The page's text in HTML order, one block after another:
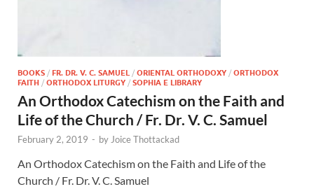
BOOKS / FR. DR. V. C. SAMUEL / ORIENTAL ORTHODOXY / ORTHODOX
FAITH / ORTHODOX LITURGY / SOPHIA E LIBRARY
An Orthodox Catechism on the Faith and
Life of the Church / Fr. Dr. V. C. Samuel
February 2, 2019 - by Joice Thottackad
An Orthodox Catechism on the Faith and Life of the
Church / Fr. Dr. V. C. Samuel